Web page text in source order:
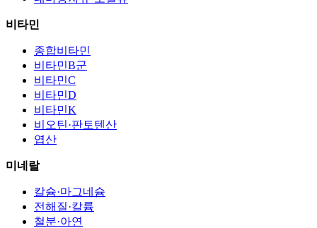
비타민
종합비타민
비타민B군
비타민C
비타민D
비타민K
비오틴·판토텐산
엽산
미네랄
칼슘·마그네슘
전해질·칼륨
철분·아연